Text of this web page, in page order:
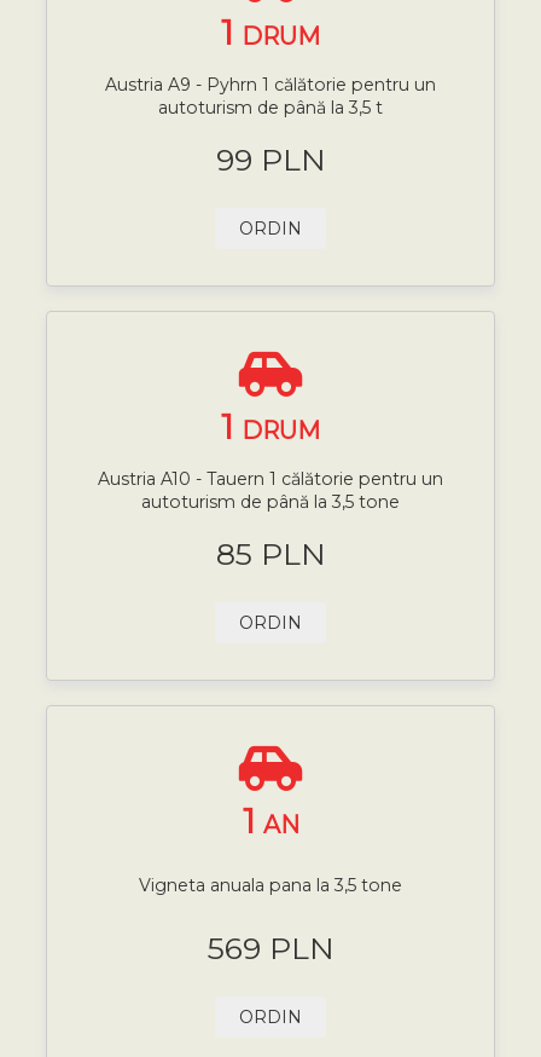
1 DRUM
Austria A9 - Pyhrn 1 călătorie pentru un
autoturism de până la 3,5 t
99 PLN
ORDIN
1 DRUM
Austria A10 - Tauern 1 călătorie pentru un
autoturism de până la 3,5 tone
85 PLN
ORDIN
1 AN
Vigneta anuala pana la 3,5 tone
569 PLN
ORDIN